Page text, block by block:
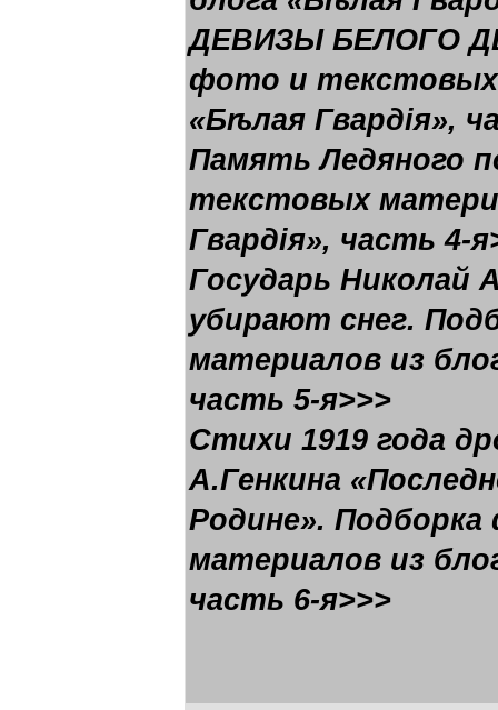
ДЕВИЗЫ БЕЛОГО
фото и текстовых
«Бѣлая Гвардія»,
Память Ледяного
текстовых
Гвардія», часть 4-
Государь Николай
убирают снег.
материалов из
часть 5-я>>>
Стихи 1919 года
А.Генкина
Родине».
материалов из
часть 6-я>>>